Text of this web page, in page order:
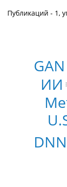
Публикаций - 1,
GAN
DNN
ИИ